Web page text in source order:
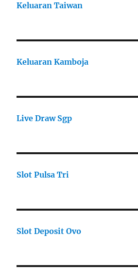
Keluaran Taiwan
Keluaran Kamboja
Live Draw Sgp
Slot Pulsa Tri
Slot Deposit Ovo